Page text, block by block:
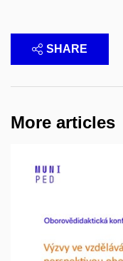
SHARE
More articles